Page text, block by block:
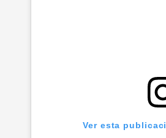
Ver esta